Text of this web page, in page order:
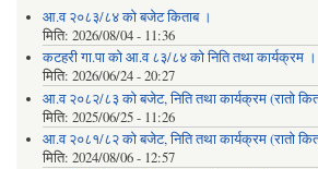
आ.व २०८३/८४ को बजेट किताब ।
मिति: 2026/08/04 - 11:36
कटहरी गा.पा को आ.व ८३/८४ को निति तथा कार्यक्रम ।
मिति: 2026/06/24 - 20:27
आ.व २०८२/८३ को बजेट, निति तथा कार्यक्रम (रातो
मिति: 2025/06/25 - 11:26
आ.व २०८१/८२ को बजेट, निति तथा कार्यक्रम (रातो
मिति: 2024/08/06 - 12:57